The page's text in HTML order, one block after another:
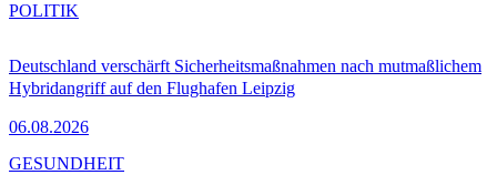
Deutschland verschärft Sicherheitsmaßnahmen nach mutmaßlichem
Hybridangriff auf den Flughafen Leipzig
06.08.2026
POLITIK
GESUNDHEIT